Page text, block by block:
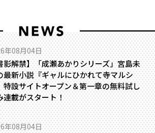
年08月04日
影解禁】「成瀬あかりシリーズ」宮島未
最新小説『ギャルにひかれて寺マルシ
特設サイトオープン＆第一章の無料試し
連載がスタート！
年08月04日